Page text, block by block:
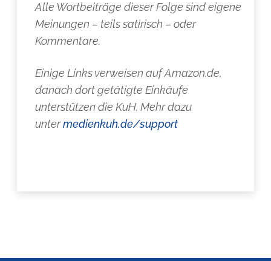
Alle Wortbeiträge dieser Folge sind eigene
Meinungen – teils satirisch – oder
Kommentare.
Einige Links verweisen auf Amazon.de,
danach dort getätigte Einkäufe
unterstützen die KuH. Mehr dazu
untermedienkuh.de/support